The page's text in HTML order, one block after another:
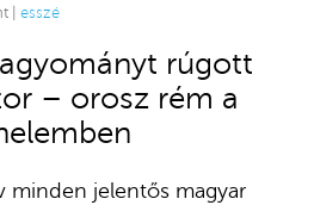
| esszé
rúgott
– orosz rém a
minden jelentős magyar